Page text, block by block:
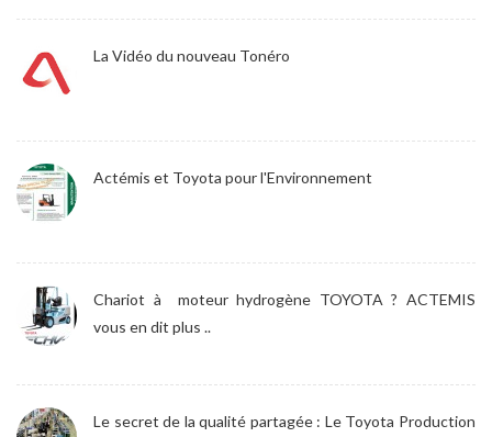
La Vidéo du nouveau Tonéro
Actémis et Toyota pour l'Environnement
Chariot à moteur hydrogène TOYOTA ? ACTEMIS
vous en dit plus ..
Le secret de la qualité partagée : Le Toyota Production